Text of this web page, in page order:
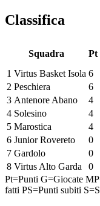
Classifica
Squadra Pt
1 Virtus Basket Isola 6
2 Peschiera 6
3 Antenore Abano 4
4 Solesino 4
5 Marostica 4
6 Junior Rovereto 0
7 Gardolo 0
8 Virtus Alto Garda 0
Pt=Punti G=Giocate
fatti PS=Punti subiti